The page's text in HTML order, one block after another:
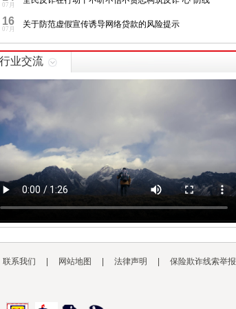
07月
16
07月 关于防范虚假宣传诱导网络贷款的风险提示
行业交流
联系我们 网站地图 法律声明 保险欺诈线索举报